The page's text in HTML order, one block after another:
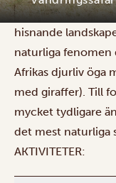
tillsammans med
hisnande
naturliga fenomen
Afrikas djurliv öga
med giraffer). Till
mycket tydligare
det mest naturliga
AKTIVITETER: